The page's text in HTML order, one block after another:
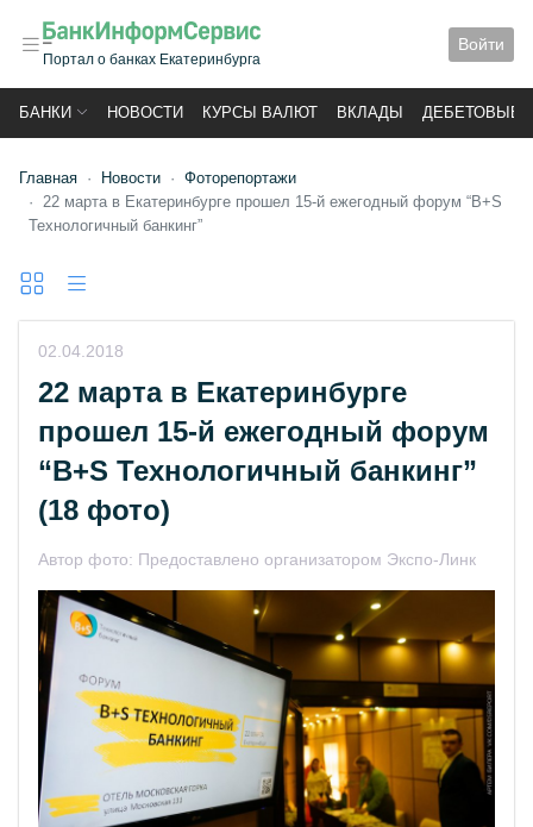
Портал о банках Екатеринбурга
Войти
БАНКИ НОВОСТИ КУРСЫ ВАЛЮТ ВКЛАДЫ ДЕБЕТОВЫЕ
Главная Новости
Фоторепортажи
22 марта в Екатеринбурге прошел 15-й ежегодный форум “B+S
Технологичный банкинг”
02.04.2018
22 марта в Екатеринбурге
прошел 15-й ежегодный форум
“B+S Технологичный банкинг”
(18 фото)
Автор фото: Предоставлено организатором Экспо-Линк